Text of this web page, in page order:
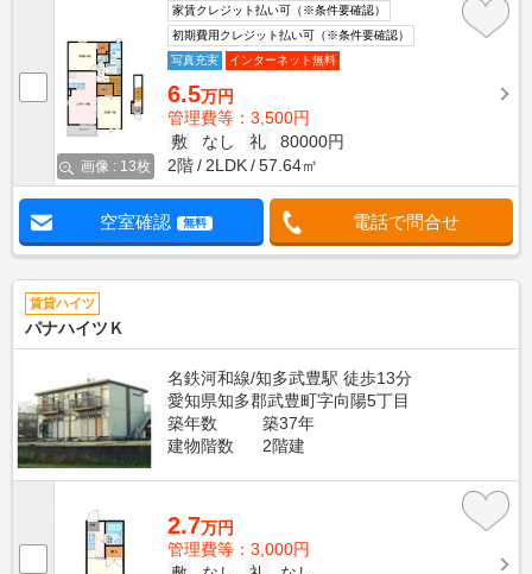
画像 : 13枚
家賃クレジット払い可（※条件要確認）
初期費用クレジット払い可（※条件要確認）
写真充実
インターネット無料
6.5万円
管理費等：3,500円
敷
なし 礼
80000円
2階
2LDK 57.64㎡
空室確認 無料 電話で問合せ
賃貸ハイツ
パナハイツＫ
名鉄河和線/知多武豊駅 徒歩13分
愛知県知多郡武豊町字向陽5丁目
築年数
築37年
建物階数
2階建
2.7万円
管理費等：3,000円